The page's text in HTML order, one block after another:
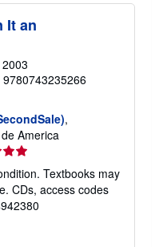
It an
9780743235266
,
America
Textbooks may
CDs, access codes